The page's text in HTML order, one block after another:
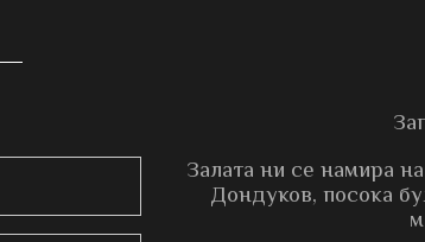
Залата ни се намира
Дондуков, посока